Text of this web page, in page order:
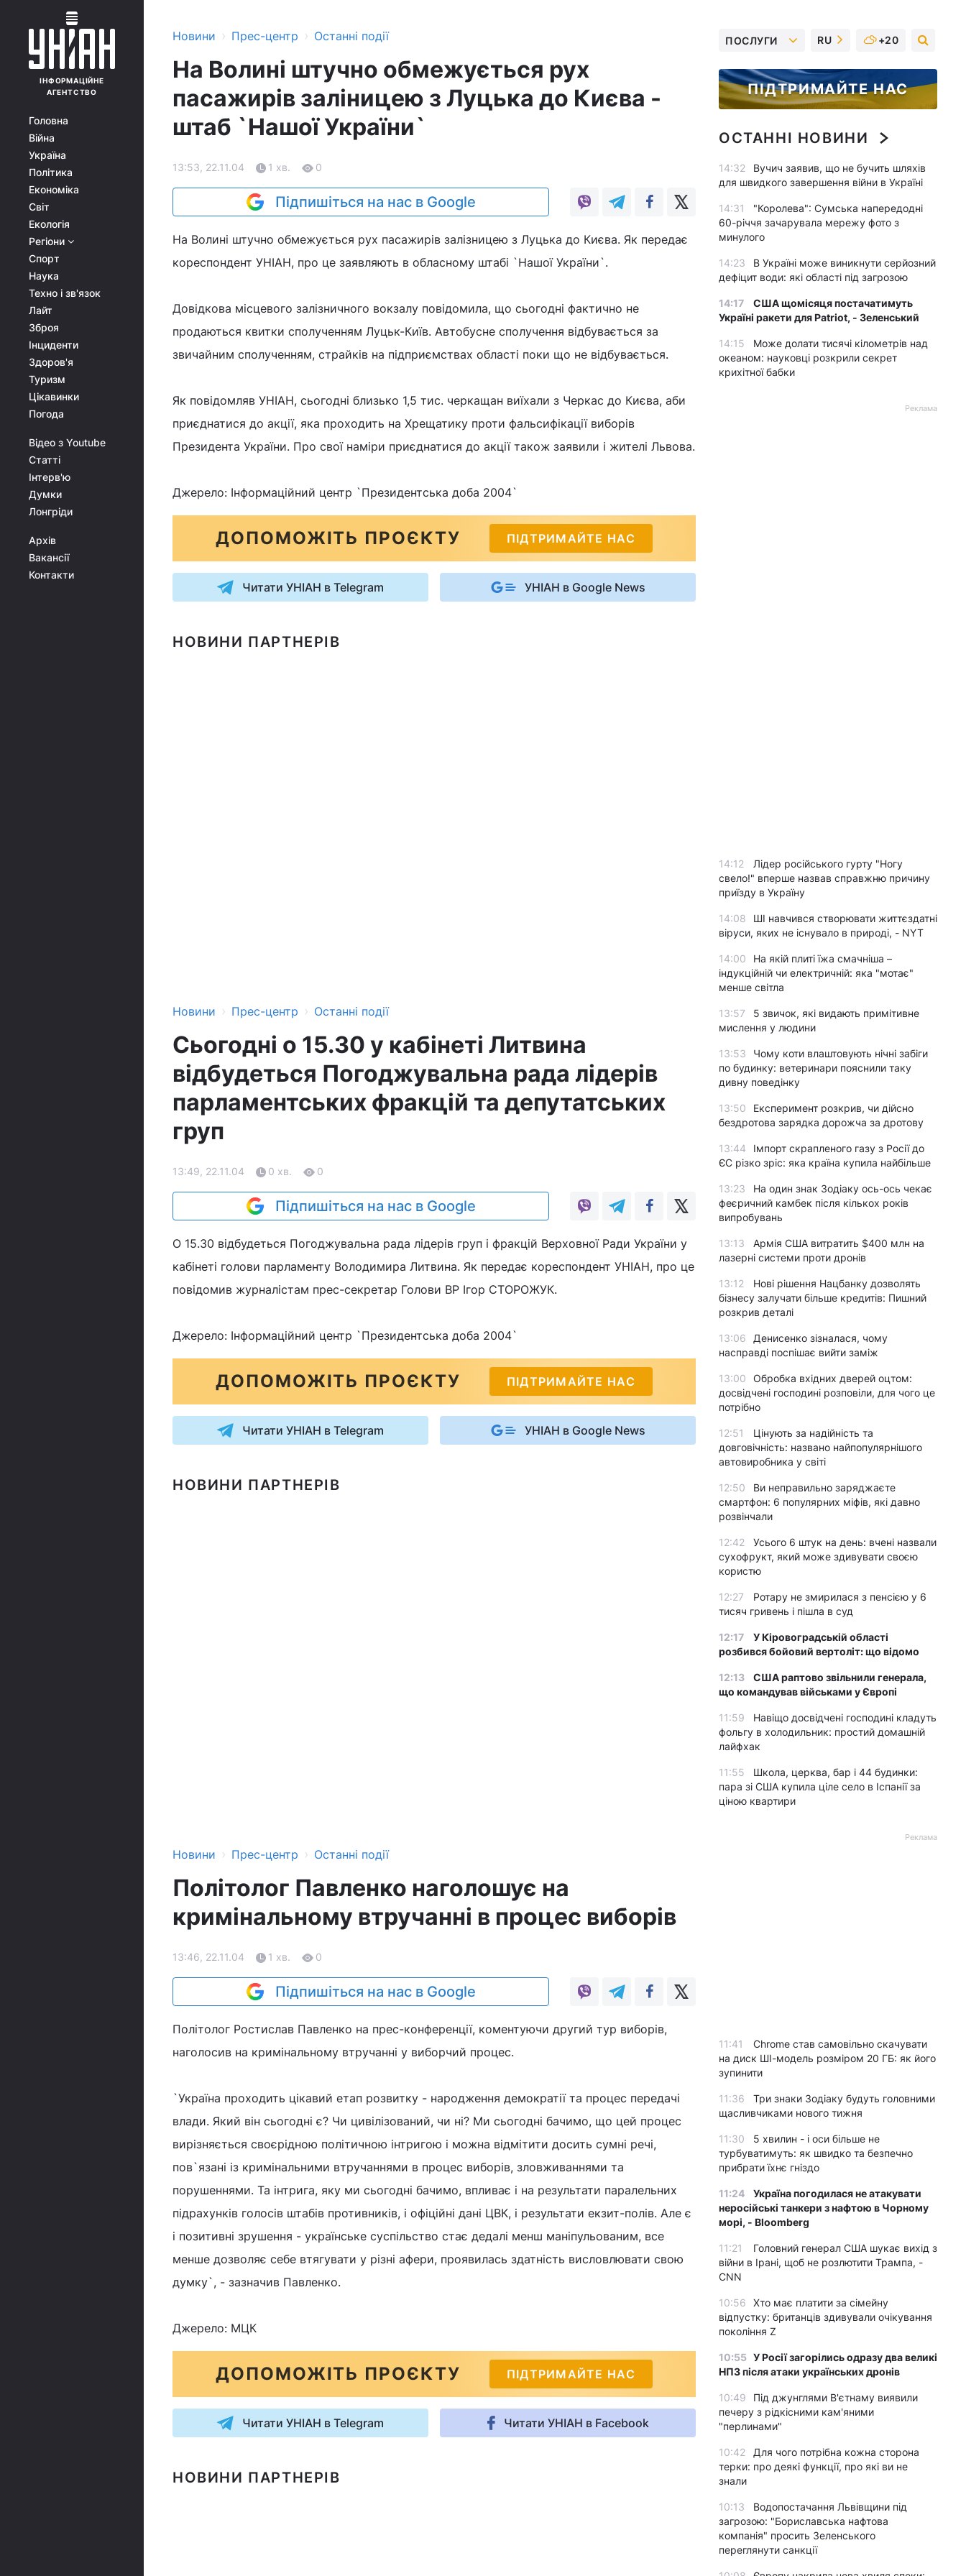
ІНФОРМАЦІЙНЕ
АГЕНТСТВО
Головна
Війна
Україна
Політика
Економіка
Світ
Екологія
Регіони
Спорт
Наука
Техно і зв'язок
Лайт
Зброя
Інциденти
Здоров'я
Туризм
Цікавинки
Погода
Відео з Youtube
Статті
Інтерв'ю
Думки
Лонгріди
Архів
Вакансії
Контакти
Новини › Прес-центр › Останні події
На Волині штучно обмежується рух
пасажирів заліницею з Луцька до Києва -
штаб `Нашої України`
13:53, 22.11.04 1 хв. 0
Підпишіться на нас в Google
На Волині штучно обмежується рух пасажирів залізницею з Луцька до Києва. Як передає
кореспондент УНІАН, про це заявляють в обласному штабі `Нашої України`.
Довідкова місцевого залізничного вокзалу повідомила, що сьогодні фактично не
продаються квитки сполученням Луцьк-Київ. Автобусне сполучення відбувається за
звичайним сполученням, страйків на підприємствах області поки що не відбувається.
Як повідомляв УНІАН, сьогодні близько 1,5 тис. черкащан виїхали з Черкас до Києва, аби
приєднатися до акції, яка проходить на Хрещатику проти фальсифікації виборів
Президента України. Про свої наміри приєднатися до акції також заявили і жителі Львова.
Джерело: Інформаційний центр `Президентська доба 2004`
ДОПОМОЖІТЬ ПРОЄКТУ ПІДТРИМАЙТЕ НАС
Читати УНІАН в Telegram УНІАН в Google News
НОВИНИ ПАРТНЕРІВ
Новини › Прес-центр › Останні події
Сьогодні о 15.30 у кабінеті Литвина
відбудеться Погоджувальна рада лідерів
парламентських фракцій та депутатських
груп
13:49, 22.11.04 0 хв. 0
Підпишіться на нас в Google
О 15.30 відбудеться Погоджувальна рада лідерів груп і фракцій Верховної Ради України у
кабінеті голови парламенту Володимира Литвина. Як передає кореспондент УНІАН, про це
повідомив журналістам прес-секретар Голови ВР Ігор СТОРОЖУК.
Джерело: Інформаційний центр `Президентська доба 2004`
ДОПОМОЖІТЬ ПРОЄКТУ ПІДТРИМАЙТЕ НАС
Читати УНІАН в Telegram УНІАН в Google News
НОВИНИ ПАРТНЕРІВ
Новини › Прес-центр › Останні події
Політолог Павленко наголошує на
кримінальному втручанні в процес виборів
13:46, 22.11.04 1 хв. 0
Підпишіться на нас в Google
Політолог Ростислав Павленко на прес-конференції, коментуючи другий тур виборів,
наголосив на кримінальному втручанні у виборчий процес.
`Україна проходить цікавий етап розвитку - народження демократії та процес передачі
влади. Який він сьогодні є? Чи цивілізований, чи ні? Ми сьогодні бачимо, що цей процес
вирізняється своєрідною політичною інтригою і можна відмітити досить сумні речі,
пов`язані із кримінальними втручаннями в процес виборів, зловживаннями та
порушеннями. Та інтрига, яку ми сьогодні бачимо, впливає і на результати паралельних
підрахунків голосів штабів противників, і офіційні дані ЦВК, і результати екзит-полів. Але є
і позитивні зрушення - українське суспільство стає дедалі менш маніпульованим, все
менше дозволяє себе втягувати у різні афери, проявилась здатність висловлювати свою
думку`, - зазначив Павленко.
Джерело: МЦК
ДОПОМОЖІТЬ ПРОЄКТУ ПІДТРИМАЙТЕ НАС
Читати УНІАН в Telegram Читати УНІАН в Facebook
НОВИНИ ПАРТНЕРІВ
ПОСЛУГИ RU +20
ПІДТРИМАЙТЕ НАС
ОСТАННІ НОВИНИ
14:32
Вучич заявив, що не бучить шляхів
для швидкого завершення війни в Україні
14:31
"Королева": Сумська напередодні
60-річчя зачарувала мережу фото з
минулого
14:23
В Україні може виникнути серйозний
дефіцит води: які області під загрозою
14:17
США щомісяця постачатимуть
Україні ракети для Patriot, - Зеленський
14:15
Може долати тисячі кілометрів над
океаном: науковці розкрили секрет
крихітної бабки
Реклама
14:12
Лідер російського гурту "Ногу
свело!" вперше назвав справжню причину
приїзду в Україну
14:08
ШІ навчився створювати життєздатні
віруси, яких не існувало в природі, - NYT
14:00
На якій плиті їжа смачніша –
індукційній чи електричній: яка "мотає"
менше світла
13:57
5 звичок, які видають примітивне
мислення у людини
13:53
Чому коти влаштовують нічні забіги
по будинку: ветеринари пояснили таку
дивну поведінку
13:50
Експеримент розкрив, чи дійсно
бездротова зарядка дорожча за дротову
13:44
Імпорт скрапленого газу з Росії до
ЄС різко зріс: яка країна купила найбільше
13:23
На один знак Зодіаку ось-ось чекає
феєричний камбек після кількох років
випробувань
13:13
Армія США витратить $400 млн на
лазерні системи проти дронів
13:12
Нові рішення Нацбанку дозволять
бізнесу залучати більше кредитів: Пишний
розкрив деталі
13:06
Денисенко зізналася, чому
насправді поспішає вийти заміж
13:00
Обробка вхідних дверей оцтом:
досвідчені господині розповіли, для чого це
потрібно
12:51
Цінують за надійність та
довговічність: названо найпопулярнішого
автовиробника у світі
12:50
Ви неправильно заряджаєте
смартфон: 6 популярних міфів, які давно
розвінчали
12:42
Усього 6 штук на день: вчені назвали
сухофрукт, який може здивувати своєю
користю
12:27
Ротару не змирилася з пенсією у 6
тисяч гривень і пішла в суд
12:17
У Кіровоградській області
розбився бойовий вертоліт: що відомо
12:13
США раптово звільнили генерала,
що командував військами у Європі
11:59
Навіщо досвідчені господині кладуть
фольгу в холодильник: простий домашній
лайфхак
11:55
Школа, церква, бар і 44 будинки:
пара зі США купила ціле село в Іспанії за
ціною квартири
Реклама
11:41
Chrome став самовільно скачувати
на диск ШІ-модель розміром 20 ГБ: як його
зупинити
11:36
Три знаки Зодіаку будуть головними
щасливчиками нового тижня
11:30
5 хвилин - і оси більше не
турбуватимуть: як швидко та безпечно
прибрати їхнє гніздо
11:24
Україна погодилася не атакувати
неросійські танкери з нафтою в Чорному
морі, - Bloomberg
11:21
Головний генерал США шукає вихід з
війни в Ірані, щоб не розлютити Трампа, -
CNN
10:56
Хто має платити за сімейну
відпустку: британців здивували очікування
покоління Z
10:55 У Росії загорілись одразу два великі
НПЗ після атаки українських дронів
10:49
Під джунглями В'єтнаму виявили
печеру з рідкісними кам'яними
"перлинами"
10:42
Для чого потрібна кожна сторона
терки: про деякі функції, про які ви не
знали
10:13
Водопостачання Львівщини під
загрозою: "Бориславська нафтова
компанія" просить Зеленського
переглянути санкції